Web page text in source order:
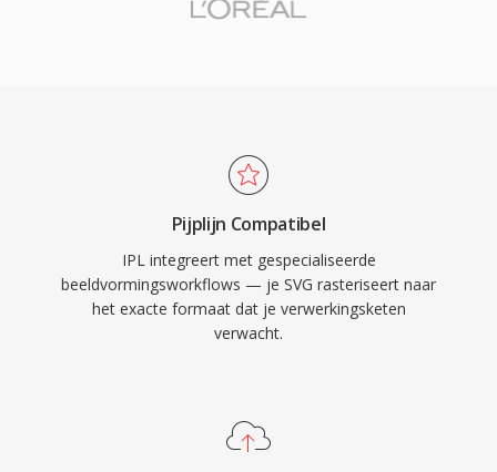
Pijplijn Compatibel
IPL integreert met gespecialiseerde
beeldvormingsworkflows — je SVG rasteriseert naar
het exacte formaat dat je verwerkingsketen
verwacht.